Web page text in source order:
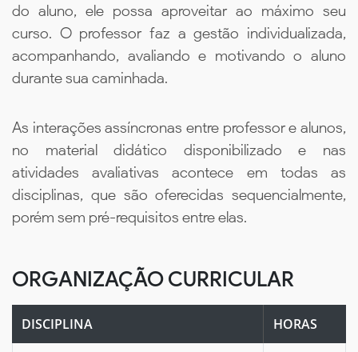
do aluno, ele possa aproveitar ao máximo seu
curso. O professor faz a gestão individualizada,
acompanhando, avaliando e motivando o aluno
durante sua caminhada.
As interações assíncronas entre professor e alunos,
no material didático disponibilizado e nas
atividades avaliativas acontece em todas as
disciplinas, que são oferecidas sequencialmente,
porém sem pré-requisitos entre elas.
ORGANIZAÇÃO CURRICULAR
DISCIPLINA HORAS